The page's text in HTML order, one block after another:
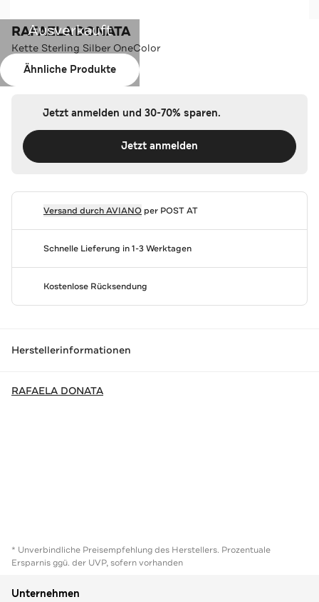
Ausverkauft
Ähnliche Produkte
RAFAELA DONATA
Kette Sterling Silber OneColor
Farbe:OneColor
Jetzt anmelden und 30-70% sparen.
Jetzt anmelden
Versand durchAVIANOper POST AT
Schnelle Lieferung in 1-3 Werktagen
Kostenlose Rücksendung
Herstellerinformationen
RAFAELA DONATA
* Unverbindliche Preisempfehlung des Herstellers. Prozentuale
Ersparnis ggü. der UVP, sofern vorhanden
Unternehmen